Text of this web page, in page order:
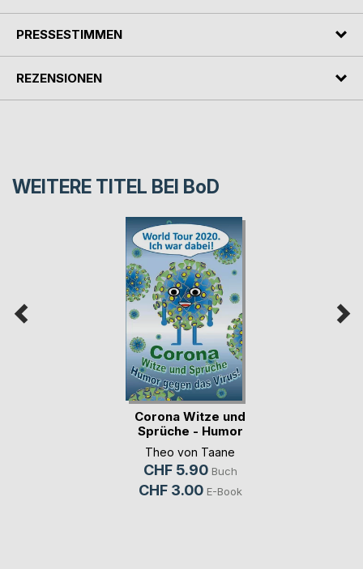
PRESSESTIMMEN
REZENSIONEN
WEITERE TITEL BEI BoD
Corona Witze und
Sprüche - Humor
g(...)
Theo von Taane
CHF 5.90 Buch
CHF 3.00 E-Book